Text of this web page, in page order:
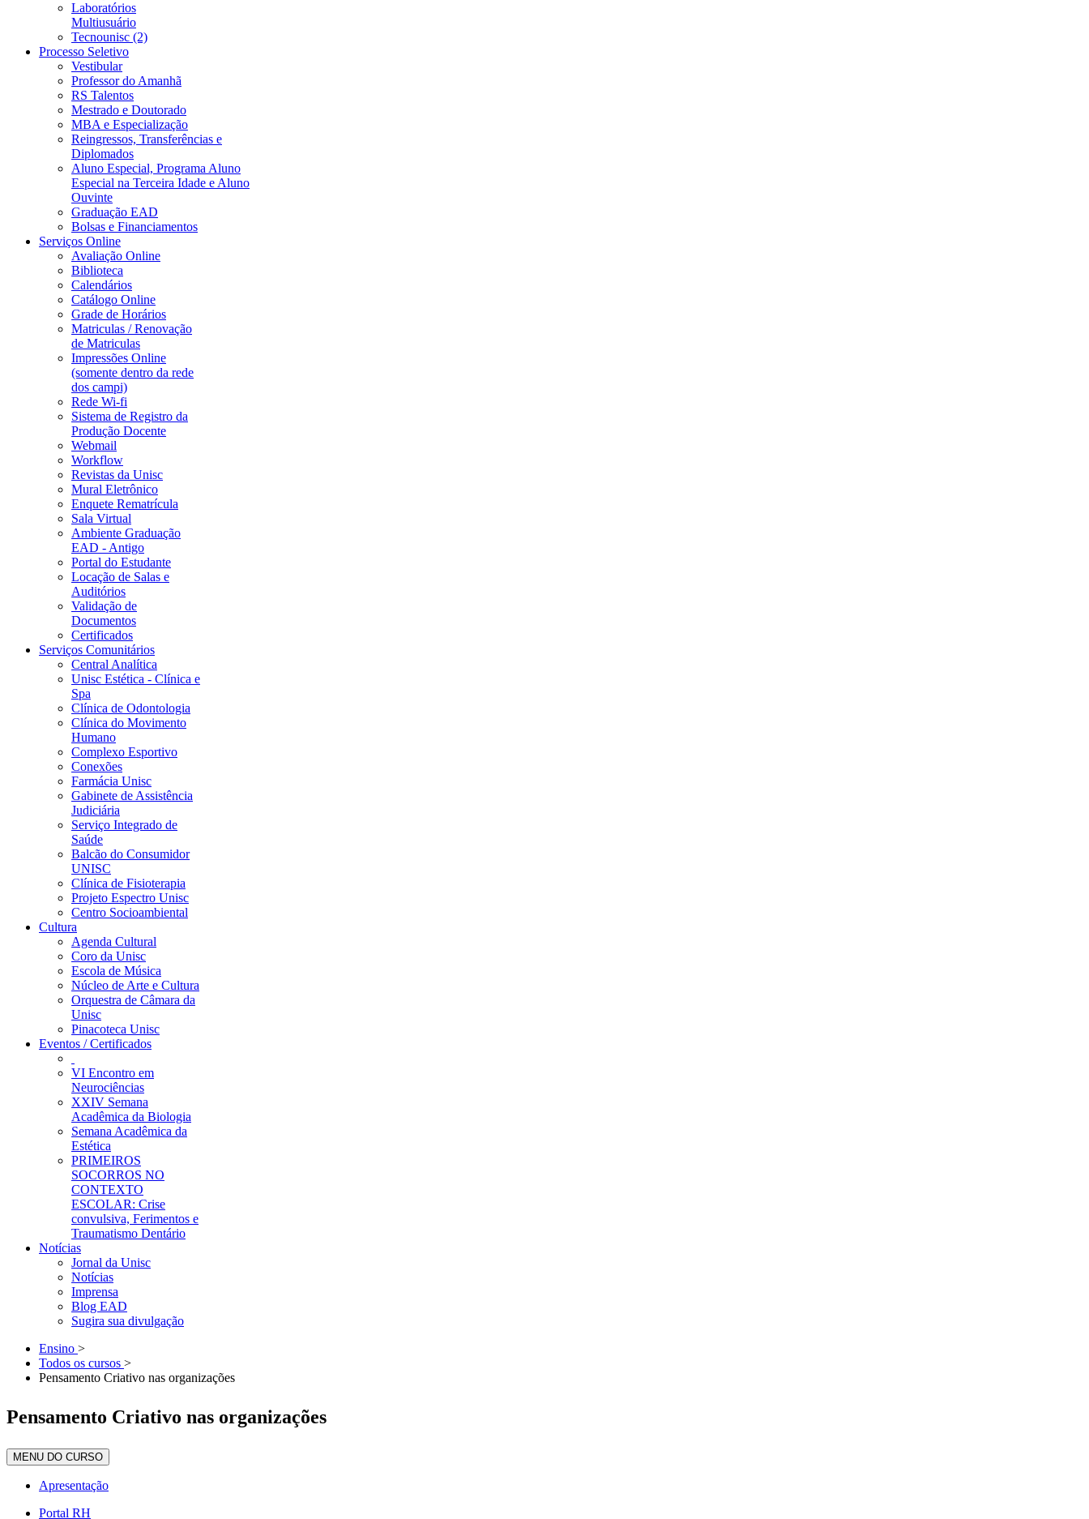
Laboratórios
Multiusuário
Tecnounisc (2)
Processo Seletivo
Vestibular
Professor do Amanhã
RS Talentos
Mestrado e Doutorado
MBA e Especialização
Reingressos, Transferências e
Diplomados
Aluno Especial, Programa Aluno
Especial na Terceira Idade e Aluno
Ouvinte
Graduação EAD
Bolsas e Financiamentos
Serviços Online
Avaliação Online
Biblioteca
Calendários
Catálogo Online
Grade de Horários
Matriculas / Renovação
de Matriculas
Impressões Online
(somente dentro da rede
dos campi)
Rede Wi-fi
Sistema de Registro da
Produção Docente
Webmail
Workflow
Revistas da Unisc
Mural Eletrônico
Enquete Rematrícula
Sala Virtual
Ambiente Graduação
EAD - Antigo
Portal do Estudante
Locação de Salas e
Auditórios
Validação de
Documentos
Certificados
Serviços Comunitários
Central Analítica
Unisc Estética - Clínica e
Spa
Clínica de Odontologia
Clínica do Movimento
Humano
Complexo Esportivo
Conexões
Farmácia Unisc
Gabinete de Assistência
Judiciária
Serviço Integrado de
Saúde
Balcão do Consumidor
UNISC
Clínica de Fisioterapia
Projeto Espectro Unisc
Centro Socioambiental
Cultura
Agenda Cultural
Coro da Unisc
Escola de Música
Núcleo de Arte e Cultura
Orquestra de Câmara da
Unisc
Pinacoteca Unisc
Eventos / Certificados
VI Encontro em
Neurociências
XXIV Semana
Acadêmica da Biologia
Semana Acadêmica da
Estética
PRIMEIROS
SOCORROS NO
CONTEXTO
ESCOLAR: Crise
convulsiva, Ferimentos e
Traumatismo Dentário
Notícias
Jornal da Unisc
Notícias
Imprensa
Blog EAD
Sugira sua divulgação
Ensino >
Todos os cursos >
Pensamento Criativo nas organizações
Pensamento Criativo nas organizações
MENU DO CURSO
Apresentação
Portal RH